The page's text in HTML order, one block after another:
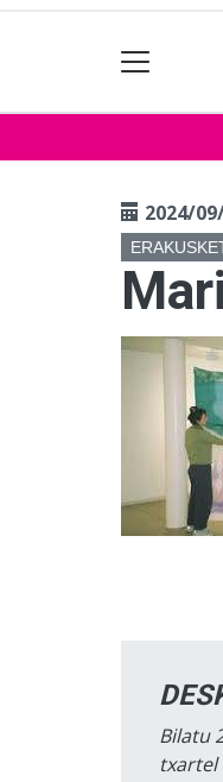
2024/
Bilatu
txartel